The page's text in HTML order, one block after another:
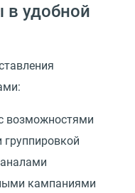
в удобной
возможностями
группировкой
кампаниями